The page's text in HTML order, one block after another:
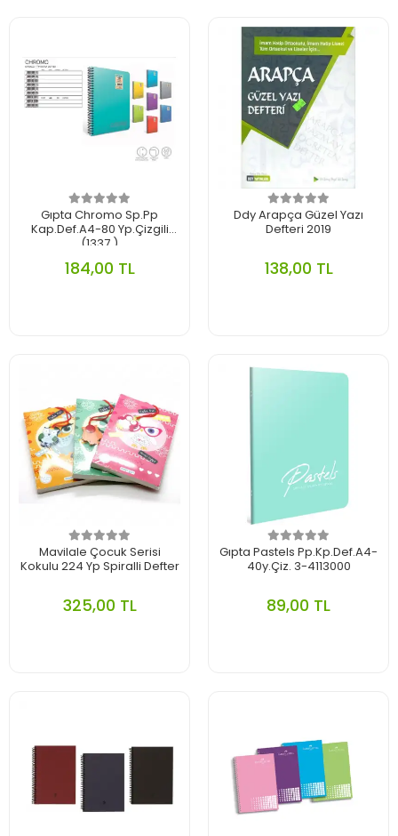
Gıpta Chromo Sp.Pp
Kap.Def.A4-80 Yp.Çizgili
(1337 )
184,00 TL
Ddy Arapça Güzel Yazı
Defteri 2019
138,00 TL
Mavilale Çocuk Serisi
Kokulu 224 Yp Spiralli Defter
325,00 TL
Gıpta Pastels Pp.Kp.Def.A4-
40y.Çiz. 3-4113000
89,00 TL